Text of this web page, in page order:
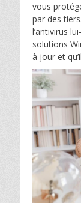
vous
par des
l’antivirus
solutions
à jour et